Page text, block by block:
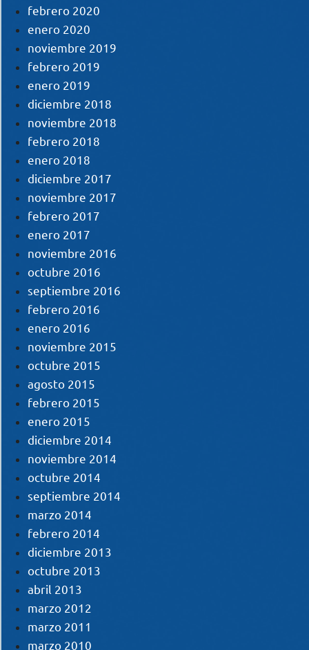
febrero 2020
enero 2020
noviembre 2019
febrero 2019
enero 2019
diciembre 2018
noviembre 2018
febrero 2018
enero 2018
diciembre 2017
noviembre 2017
febrero 2017
enero 2017
noviembre 2016
octubre 2016
septiembre 2016
febrero 2016
enero 2016
noviembre 2015
octubre 2015
agosto 2015
febrero 2015
enero 2015
diciembre 2014
noviembre 2014
octubre 2014
septiembre 2014
marzo 2014
febrero 2014
diciembre 2013
octubre 2013
abril 2013
marzo 2012
marzo 2011
marzo 2010